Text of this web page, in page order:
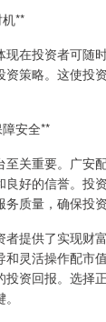
**
现在投资者可随
策略。这使投
安全**
至关重要。广安
良好的信誉。投
质量，确保投资
者提供了实现财
和灵活操作配市
投资回报。选择